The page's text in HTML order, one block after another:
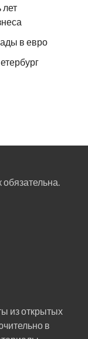
в евро
из открытых
в